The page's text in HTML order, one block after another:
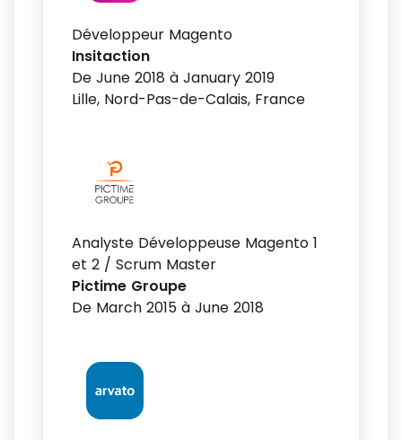
Développeur Magento
Insitaction
De June 2018 à January 2019
Lille, Nord-Pas-de-Calais, France
Analyste Développeuse Magento 1
et 2 / Scrum Master
Pictime Groupe
De March 2015 à June 2018